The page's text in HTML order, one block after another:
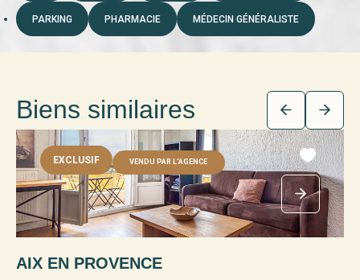
PARKING PHARMACIE MÉDECIN GÉNÉRALISTE
Biens similaires
EXCLUSIF VENDU PAR L'AGENCE
AIX EN PROVENCE